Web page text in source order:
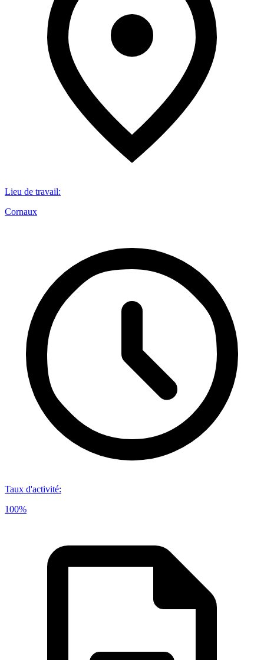
Lieu de travail:
Cornaux
Taux d'activité:
100%